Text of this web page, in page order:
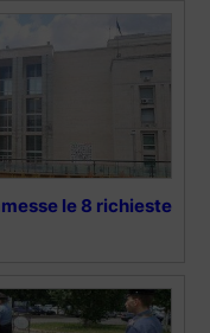
le 8 richieste